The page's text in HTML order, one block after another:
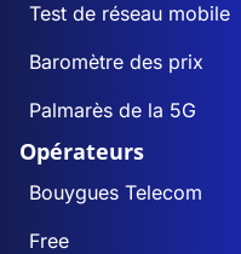
Test de réseau mobile
Baromètre des prix
Palmarès de la 5G
Opérateurs
Bouygues Telecom
Free